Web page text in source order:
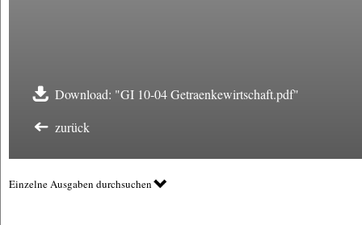
Download: "GI 10-04 Getraenkewirtschaft.pdf"
zurück
Einzelne Ausgaben durchsuchen